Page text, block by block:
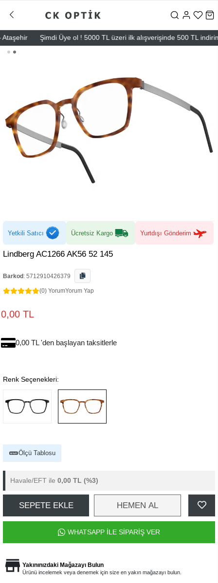
Şimdi Üye ol ! 5000 TL üzeri ilk alışverişinde 500 TL indirim
Yetkili Satıcı Ücretsiz Kargo Yurtdışı Gönderim
Lindberg AC1266 AK56 52 145
Barkod : 5712910426379
(0) YorumYorum Yap
0,00 TL
0,00 TL 'den başlayan taksitlerle
Renk Seçenekleri:
Ölçü Tablosu
Havale/EFT ile 0,00 TL (%3)
SEPETE EKLE HEMEN AL
WHATSAPP İLE SİPARİŞ VER
Yakınınızdaki Mağazayı Bulun
Ürünü incelemek veya denemek için size en yakın mağazayı bulun.